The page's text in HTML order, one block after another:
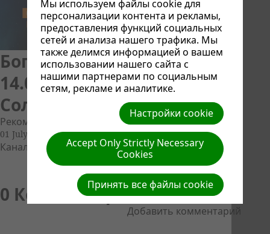
Бог есть Творец.
14.06.2024 г. Проповедь -
Соломко Е.А.
Рекомендуемые Адвентисты ДВ
01 July, 2024
Канал: Адвентисты ДВ
0 Комментарийs
Добавить комментарий
Мы используем файлы cookie для
персонализации контента и рекламы,
предоставления функций социальных
сетей и анализа нашего трафика. Мы
также делимся информацией о вашем
использовании нашего сайта с
нашими партнерами по социальным
сетям, рекламе и аналитике.
Настройки cookie
Accept Only Strictly Necessary
Cookies
Принять все файлы cookie